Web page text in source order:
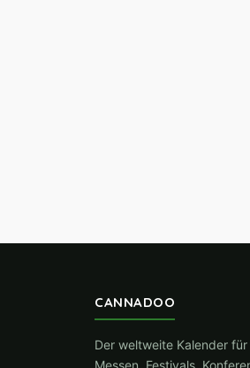
CANNADOO
Der weltweite Kalender
Messen, Festivals,